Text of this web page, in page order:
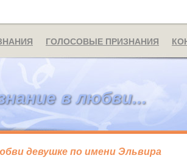
девушке по имени Эльвира
в любви...
ГОЛОСОВЫЕ ПРИЗНАНИЯ